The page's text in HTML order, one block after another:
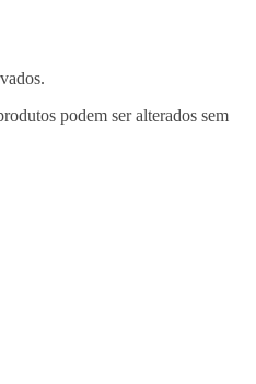
podem ser alterados sem